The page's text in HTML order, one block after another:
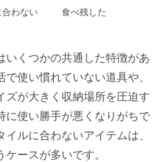
わない 食べ残した
いくつかの共通した特徴があ
使い慣れていない道具や、
ズが大きく収納場所を圧迫す
に使い勝手が悪くなりがちで
ルに合わないアイテムは、
ースが多いです。